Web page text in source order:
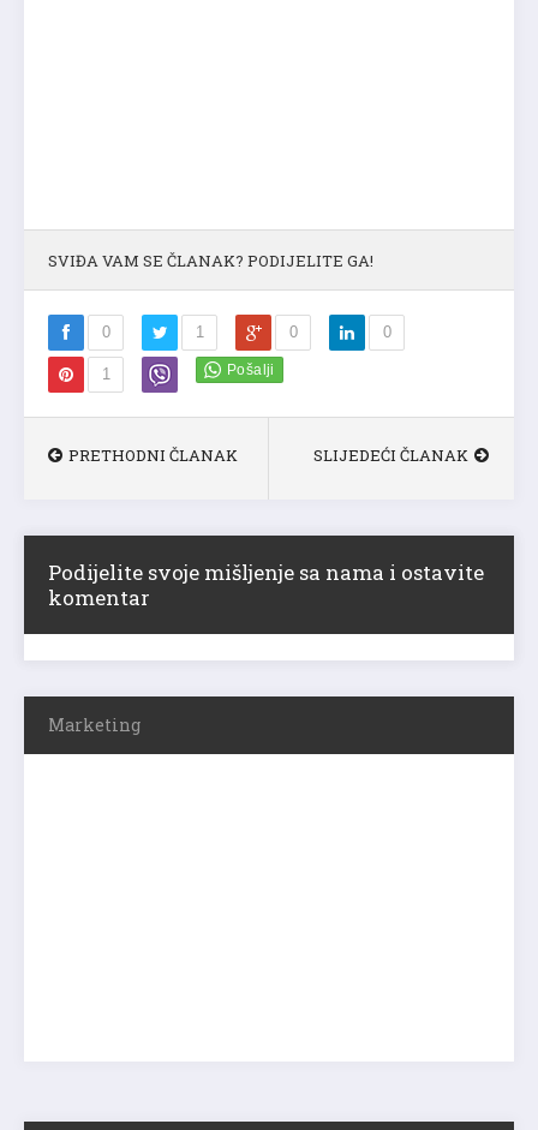
SVIĐA VAM SE ČLANAK? PODIJELITE GA!
0 1 0 0
1
PRETHODNI ČLANAK SLIJEDEĆI ČLANAK
Podijelite svoje mišljenje sa nama i ostavite
komentar
Marketing